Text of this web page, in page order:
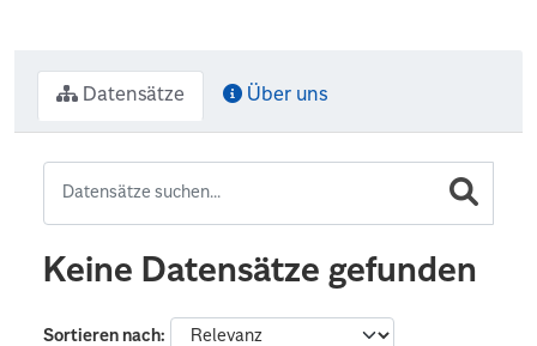
Datensätze Über uns
Keine Datensätze gefunden
Sortieren nach